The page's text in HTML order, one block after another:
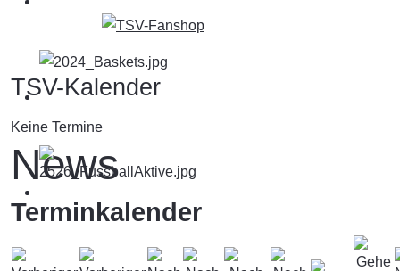
TSV-Kalender
Keine Termine
News
Terminkalender